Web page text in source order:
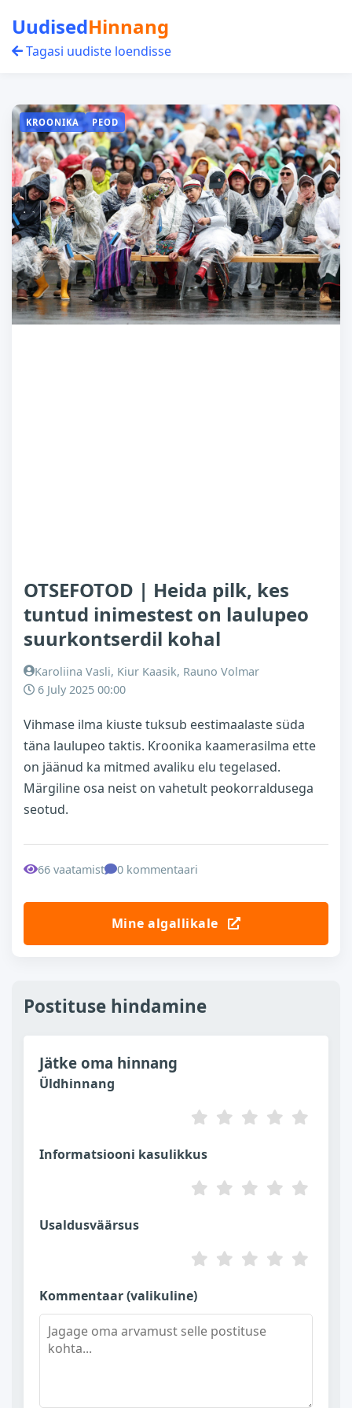
UudisedHinnang
Tagasi uudiste loendisse
KROONIKA PEOD
OTSEFOTOD | Heida pilk, kes
tuntud inimestest on laulupeo
suurkontserdil kohal
Karoliina Vasli, Kiur Kaasik, Rauno Volmar
6 July 2025 00:00
Vihmase ilma kiuste tuksub eestimaalaste süda
täna laulupeo taktis. Kroonika kaamerasilma ette
on jäänud ka mitmed avaliku elu tegelased.
Märgiline osa neist on vahetult peokorraldusega
seotud.
66 vaatamist 0 kommentaari
Mine algallikale
Postituse hindamine
Jätke oma hinnang
Üldhinnang
Informatsiooni kasulikkus
Usaldusväärsus
Kommentaar (valikuline)